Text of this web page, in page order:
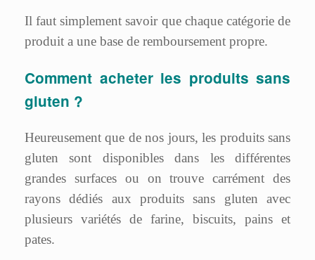
Il faut simplement savoir que chaque catégorie de
produit a une base de remboursement propre.
Comment acheter les produits sans
gluten ?
Heureusement que de nos jours, les produits sans
gluten sont disponibles dans les différentes
grandes surfaces ou on trouve carrément des
rayons dédiés aux produits sans gluten avec
plusieurs variétés de farine, biscuits, pains et
pates.